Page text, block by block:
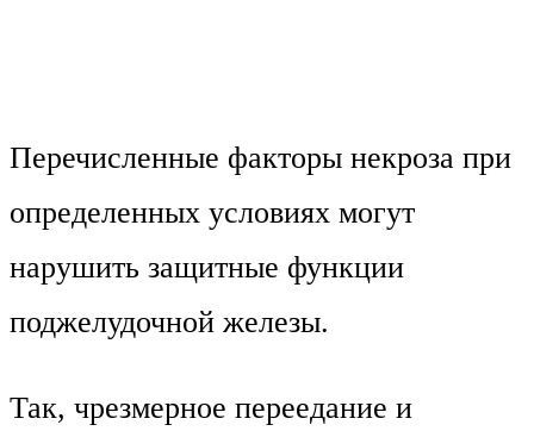
Перечисленные факторы некроза при
определенных условиях могут
нарушить защитные функции
поджелудочной железы.
Так, чрезмерное переедание и